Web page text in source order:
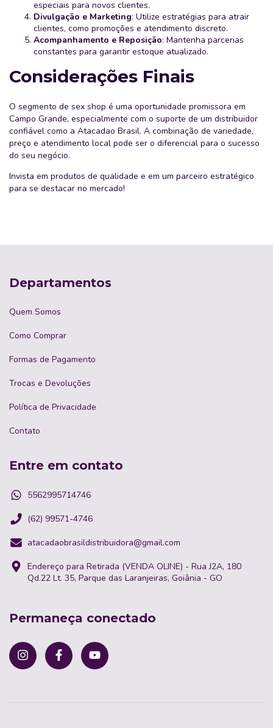
especiais para novos clientes.
Divulgação e Marketing: Utilize estratégias para atrair
clientes, como promoções e atendimento discreto.
Acompanhamento e Reposição: Mantenha parcerias
constantes para garantir estoque atualizado.
Considerações Finais
O segmento de sex shop é uma oportunidade promissora em
Campo Grande, especialmente com o suporte de um distribuidor
confiável como a Atacadao Brasil. A combinação de variedade,
preço e atendimento local pode ser o diferencial para o sucesso
do seu negócio.
Invista em produtos de qualidade e em um parceiro estratégico
para se destacar no mercado!
Departamentos
Quem Somos
Como Comprar
Formas de Pagamento
Trocas e Devoluções
Política de Privacidade
Contato
Entre em contato
5562995714746
(62) 99571-4746
atacadaobrasildistribuidora@gmail.com
Endereço para Retirada (VENDA OLINE) - Rua J2A, 180
Qd.22 Lt. 35, Parque das Laranjeiras, Goiânia - GO
Permaneça conectado